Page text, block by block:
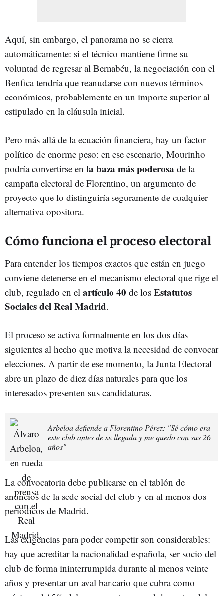
Aquí, sin embargo, el panorama no se cierra
automáticamente: si el técnico mantiene firme su
voluntad de regresar al Bernabéu, la negociación con el
Benfica tendría que reanudarse con nuevos términos
económicos, probablemente en un importe superior al
estipulado en la cláusula inicial.
Pero más allá de la ecuación financiera, hay un factor
político de enorme peso: en ese escenario, Mourinho
podría convertirse en la baza más poderosa de la
campaña electoral de Florentino, un argumento de
proyecto que lo distinguiría seguramente de cualquier
alternativa opositora.
Cómo funciona el proceso electoral
Para entender los tiempos exactos que están en juego
conviene detenerse en el mecanismo electoral que rige el
club, regulado en el artículo 40 de los Estatutos
Sociales del Real Madrid.
El proceso se activa formalmente en los dos días
siguientes al hecho que motiva la necesidad de convocar
elecciones. A partir de ese momento, la Junta Electoral
abre un plazo de diez días naturales para que los
interesados presenten sus candidaturas.
Arbeloa defiende a Florentino Pérez: "Sé cómo era
este club antes de su llegada y me quedo con sus 26
años"
La convocatoria debe publicarse en el tablón de
anuncios de la sede social del club y en al menos dos
periódicos de Madrid.
Las exigencias para poder competir son considerables:
hay que acreditar la nacionalidad española, ser socio del
club de forma ininterrumpida durante al menos veinte
años y presentar un aval bancario que cubra como